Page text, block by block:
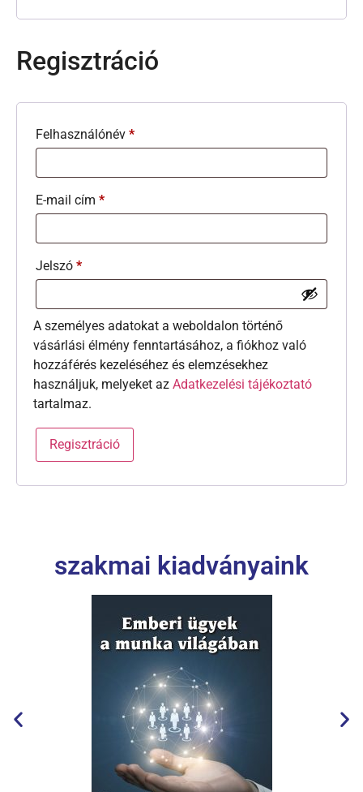
Regisztráció
Felhasználónév *
E-mail cím *
Jelszó *
A személyes adatokat a weboldalon történő
vásárlási élmény fenntartásához, a fiókhoz való
hozzáférés kezeléséhez és elemzésekhez
használjuk, melyeket az Adatkezelési tájékoztató
tartalmaz.
Regisztráció
szakmai kiadványaink